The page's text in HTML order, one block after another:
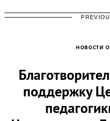
НОВОСТИ
поддержку